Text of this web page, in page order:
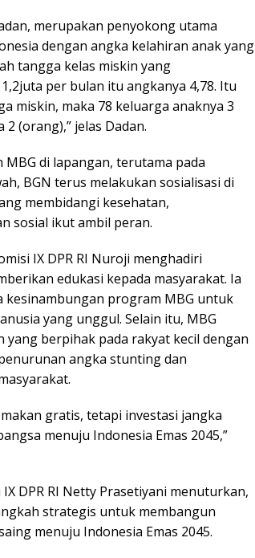
merupakan penyokong utama
dengan angka kelahiran anak yang
tangga kelas miskin yang
per bulan itu angkanya 4,78. Itu
miskin, maka 78 keluarga anaknya 3
(orang),” jelas Dadan.
di lapangan, terutama pada
BGN terus melakukan sosialisasi di
membidangi kesehatan,
sosial ikut ambil peran.
IX DPR RI Nuroji menghadiri
edukasi kepada masyarakat. Ia
program MBG untuk
yang unggul. Selain itu, MBG
yang berpihak pada rakyat kecil dengan
angka stunting dan
gratis, tetapi investasi jangka
menuju Indonesia Emas 2045,”
DPR RI Netty Prasetiyani menuturkan,
strategis untuk membangun
menuju Indonesia Emas 2045.